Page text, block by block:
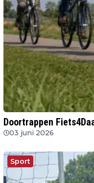
Doortrappen
03 juni 2026
Sport